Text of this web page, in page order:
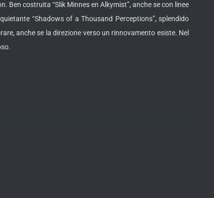
Ben costruita “Slik Minnes en Alkymist”, anche se con linee
“Shadows of a Thousand Perceptions”, splendido
anche se la direzione verso un rinnovamento esiste. Nel